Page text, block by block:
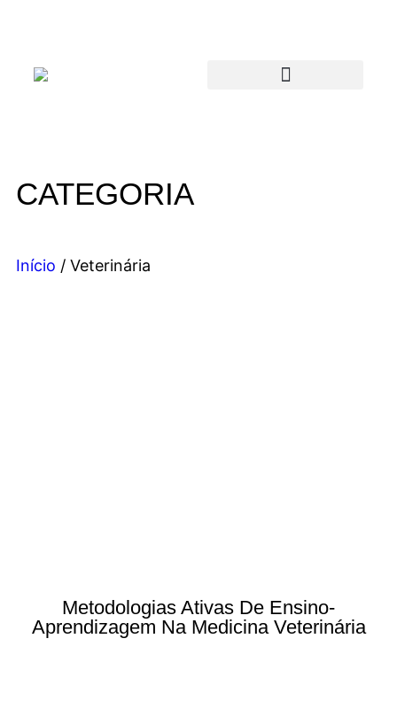
CATEGORIA
Início / Veterinária
Metodologias Ativas De Ensino-
Aprendizagem Na Medicina Veterinária